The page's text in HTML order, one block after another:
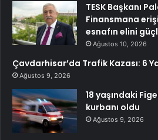
TESK Başkanı
Finansmana
esnafın elini
Ağustos 10, 2026
Çavdarhisar’da Trafik Kazası: 6
Ağustos 9, 2026
18 yaşındaki
kurbanı oldu
Ağustos 9, 2026